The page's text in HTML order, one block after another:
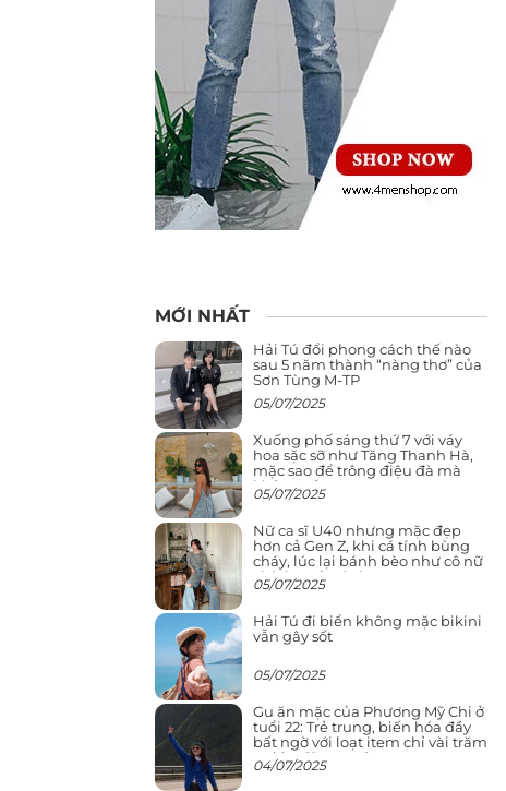
MỚI NHẤT
Hải Tú đổi phong cách thế nào
sau 5 năm thành “nàng thơ” của
Sơn Tùng M-TP
05/07/2025
Xuống phố sáng thứ 7 với váy
hoa sặc sỡ như Tăng Thanh Hà,
mặc sao để trông điệu đà mà
không sến
05/07/2025
Nữ ca sĩ U40 nhưng mặc đẹp
hơn cả Gen Z, khi cá tính bùng
cháy, lúc lại bánh bèo như cô nữ
chính ngôn tình
05/07/2025
Hải Tú đi biển không mặc bikini
vẫn gây sốt
05/07/2025
Gu ăn mặc của Phương Mỹ Chi ở
tuổi 22: Trẻ trung, biến hóa đầy
bất ngờ với loạt item chỉ vài trăm
nghìn đã mua được
04/07/2025